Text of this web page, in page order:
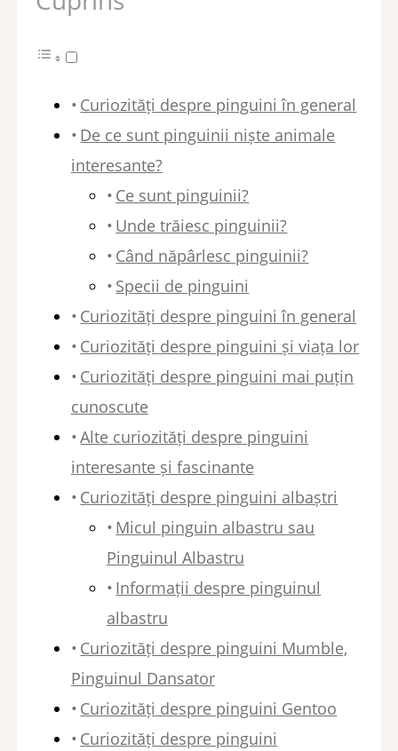
Curiozități despre pinguini în general
De ce sunt pinguinii niște animale
interesante?
Ce sunt pinguinii?
Unde trăiesc pinguinii?
Când năpârlesc pinguinii?
Specii de pinguini
Curiozități despre pinguini în general
Curiozități despre pinguini și viața lor
Curiozități despre pinguini mai puțin
cunoscute
Alte curiozități despre pinguini
interesante și fascinante
Curiozități despre pinguini albaștri
Micul pinguin albastru sau
Pinguinul Albastru
Informații despre pinguinul
albastru
Curiozități despre pinguini Mumble,
Pinguinul Dansator
Curiozități despre pinguini Gentoo
Curiozități despre pinguini